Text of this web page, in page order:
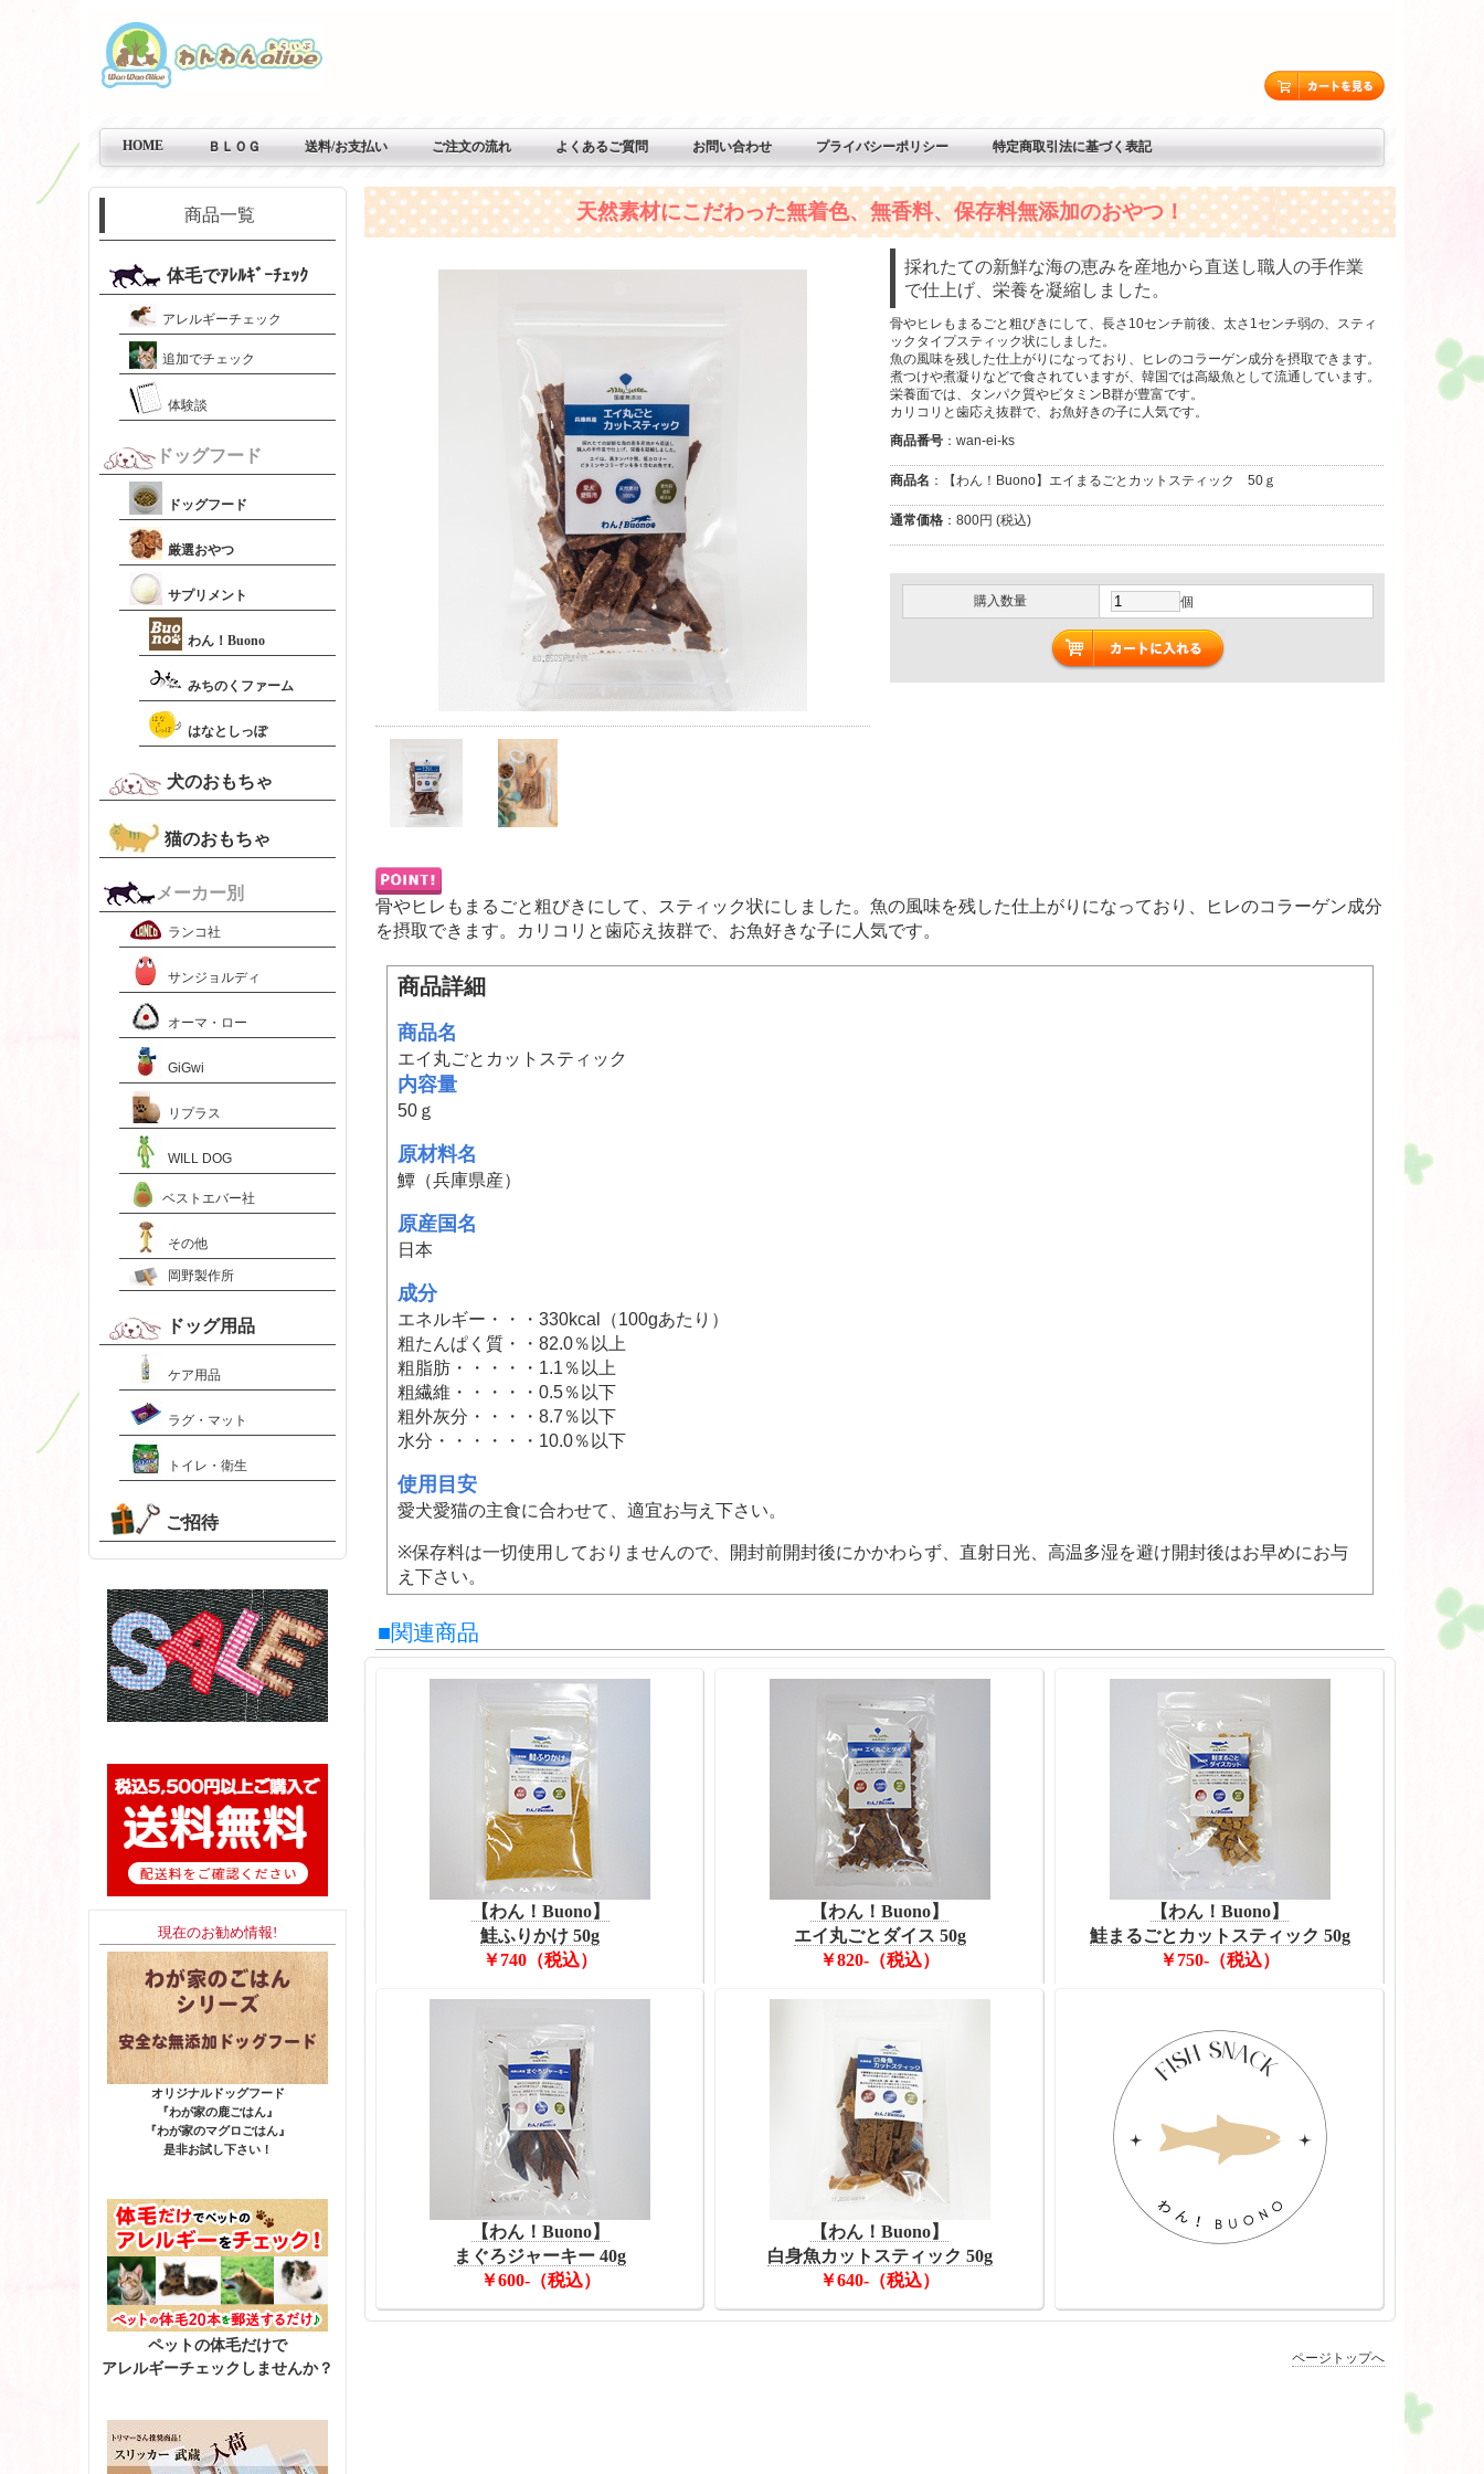
HOME ＢＬＯＧ 送料/お支払い ご注文の流れ よくあるご質問 お問い合わせ プライバシーポリシー 特定商取引法に基づく表記
天然素材にこだわった無着色、無香料、保存料無添加のおやつ！
採れたての新鮮な海の恵みを産地から直送し職人の手作業
で仕上げ、栄養を凝縮しました。
骨やヒレもまるごと粗びきにして、長さ10センチ前後、太さ1センチ弱の、スティ
ックタイプスティック状にしました。
魚の風味を残した仕上がりになっており、ヒレのコラーゲン成分を摂取できます。
煮つけや煮凝りなどで食されていますが、韓国では高級魚として流通しています。
栄養面では、タンパク質やビタミンB群が豊富です。
カリコリと歯応え抜群で、お魚好きの子に人気です。
商品番号 ：wan-ei-ks
商品名 ：【わん！Buono】エイまるごとカットスティック 50ｇ
通常価格 ：800円 (税込)
購入数量 個
骨やヒレもまるごと粗びきにして、スティック状にしました。魚の風味を残した仕上がりになっており、ヒレのコラーゲン成分
を摂取できます。カリコリと歯応え抜群で、お魚好きな子に人気です。
商品詳細
商品名
エイ丸ごとカットスティック
内容量
50ｇ
原材料名
鱏 （兵庫県産）
原産国名
日本
成分
エネルギー・・・330kcal（100gあたり）
粗たんぱく質・・82.0％以上
粗脂肪・・・・・1.1％以上
粗繊維・・・・・0.5％以下
粗外灰分・・・・8.7％以下
水分・・・・・・10.0％以下
使用目安
愛犬愛猫の主食に合わせて、適宜お与え下さい。
※保存料は一切使用しておりませんので、開封前開封後にかかわらず、直射日光、高温多湿を避け開封後はお早めにお与
え下さい。
■関連商品
【わん！Buono】
鮭ふりかけ 50g
￥740（税込）
【わん！Buono】
エイ丸ごとダイス 50g
￥820-（税込）
【わん！Buono】
鮭まるごとカットスティック 50g
￥750-（税込）
【わん！Buono】
まぐろジャーキー 40g
￥600-（税込）
【わん！Buono】
白身魚カットスティック 50g
￥640-（税込）
ページトップへ
商品一覧
体毛でｱﾚﾙｷﾞｰﾁｪｯｸ
アレルギーチェック
追加でチェック
体験談
ドッグフード
ドッグフード
厳選おやつ
サプリメント
わん！Buono
みちのくファーム
はなとしっぽ
犬のおもちゃ
猫のおもちゃ
メーカー別
ランコ社
サンジョルディ
オーマ・ロー
GiGwi
リプラス
WILL DOG
ベストエバー社
その他
岡野製作所
ドッグ用品
ケア用品
ラグ・マット
トイレ・衛生
ご招待
現在のお勧め情報!
オリジナルドッグフード
『わが家の鹿ごはん』
『わが家のマグロごはん』
是非お試し下さい！
ペットの体毛だけで
アレルギーチェックしませんか？